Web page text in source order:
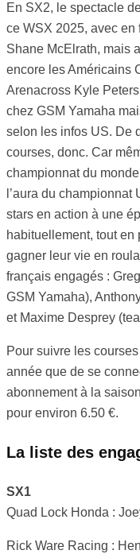
En SX2, le spectacle
ce WSX 2025, avec
Shane McElrath, mais
encore les Américains
Arenacross Kyle
chez GSM Yamaha
selon les infos US. De
courses, donc. Car
championnat du
l’aura du
stars en action à une
habituellement, tout
gagner leur vie en
français engagés :
GSM Yamaha),
et Maxime Desprey
Pour suivre les
année que de se
abonnement à la
pour environ 6.50 €.
La liste des
SX1
Quad Lock Honda :
Rick Ware Racing :